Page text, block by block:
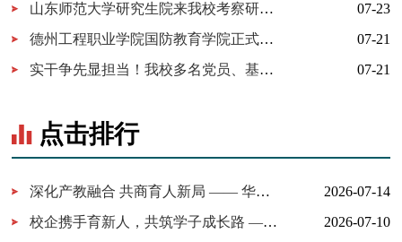
山东师范大学研究生院来我校考察研究生实习实践基地建设
07-23
德州工程职业学院国防教育学院正式成立！
07-21
实干争先显担当！我校多名党员、基层党组织获市级表彰！
07-21
点击排行
深化产教融合 共商育人新局 —— 华为技术有限公司一行来我校考察...
2026-07-14
校企携手育新人，共筑学子成长路 ——百胜中国山东分公司来校交...
2026-07-10